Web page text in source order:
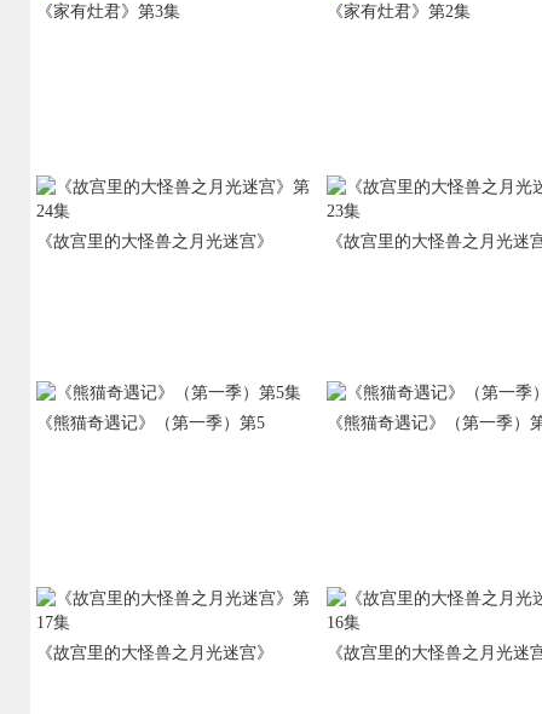
《家有灶君》第3集 《家有灶君》第2集
《故宫里的大怪兽之月光迷宫》 《故宫里的大怪兽之月光迷
《熊猫奇遇记》（第一季）第5 《熊猫奇遇记》（第一季）
《故宫里的大怪兽之月光迷宫》 《故宫里的大怪兽之月光迷